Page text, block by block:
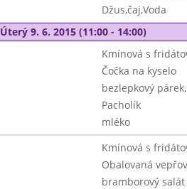
Džus,čaj,Voda
Úterý 9. 6. 2015 (11:00 - 14:00)
Kmínová s
Čočka na kyselo
bezlepkový
Pacholík
mléko
Kmínová s
Obalovaná
bramborový salát